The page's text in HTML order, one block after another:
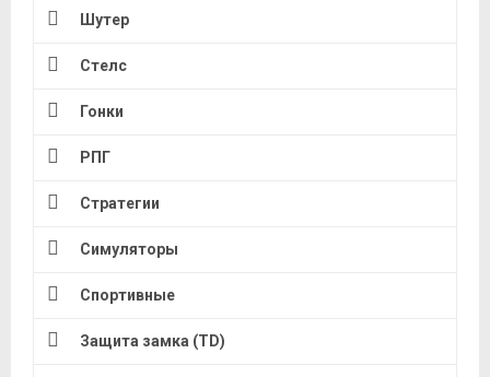
Шутер
Стелс
Гонки
РПГ
Стратегии
Симуляторы
Спортивные
Защита замка (TD)